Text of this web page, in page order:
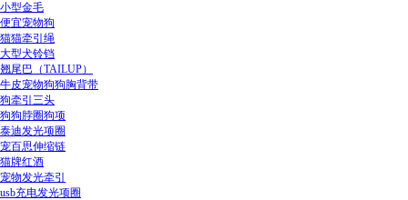
小型金毛
便宜宠物狗
猫猫牵引绳
大型犬铃铛
翘尾巴（TAILUP）
牛皮宠物狗狗胸背带
狗牵引三头
狗狗脖圈狗项
泰迪发光项圈
宠百思伸缩链
猫牌红酒
宠物发光牵引
usb充电发光项圈